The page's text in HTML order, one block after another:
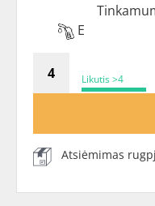
E
Likutis >4
Atsiėmimas